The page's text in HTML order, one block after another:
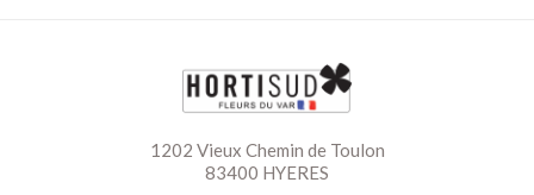
1202 Vieux Chemin de Toulon
83400 HYERES